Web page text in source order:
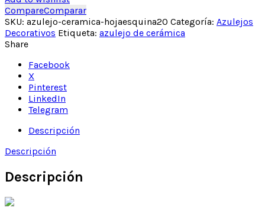
CompareComparar
SKU: azulejo-ceramica-hojaesquina20 Categoría: Azulejos
Decorativos Etiqueta: azulejo de cerámica
Share
Facebook
X
Pinterest
LinkedIn
Telegram
Descripción
Descripción
Descripción